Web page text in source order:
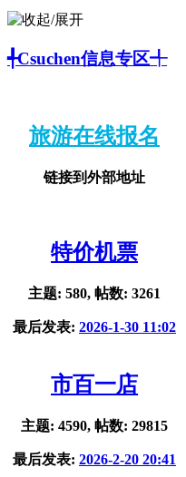
╃Csuchen信息专区╃
旅游在线报名
链接到外部地址
特价机票
主题: 580, 帖数: 3261
最后发表: 2026-1-30 11:02
市百一店
主题: 4590, 帖数: 29815
最后发表: 2026-2-20 20:41